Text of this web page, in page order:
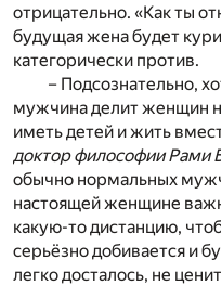
отрицательно. «Как ты
будущая жена будет
категорически против.
– Подсознательно,
мужчина делит женщин
иметь детей и жить
доктор философии Рами
обычно нормальных
настоящей женщине
какую-то дистанцию,
серьёзно добивается и
легко досталось, не